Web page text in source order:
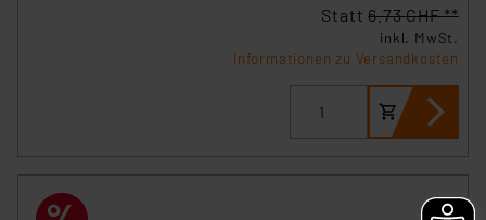
Statt6.73 CHF **
inkl. MwSt.
Informationen zu Versandkosten